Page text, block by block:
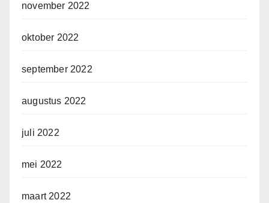
november 2022
oktober 2022
september 2022
augustus 2022
juli 2022
mei 2022
maart 2022